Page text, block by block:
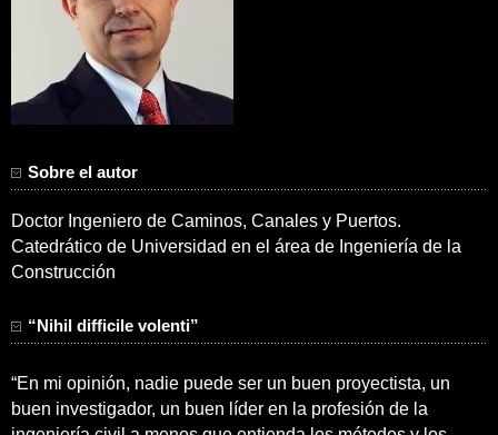
Sobre el autor
Doctor Ingeniero de Caminos, Canales y Puertos.
Catedrático de Universidad en el área de Ingeniería de la
Construcción
“Nihil difficile volenti”
“En mi opinión, nadie puede ser un buen proyectista, un
buen investigador, un buen líder en la profesión de la